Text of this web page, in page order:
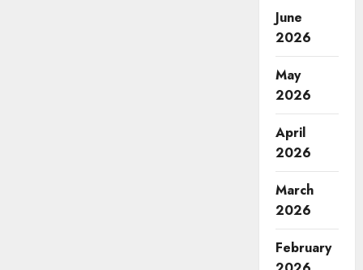
June
2026
May
2026
April
2026
March
2026
February